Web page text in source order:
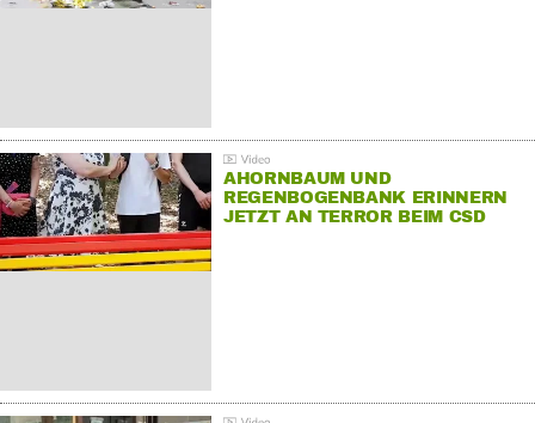
AHORNBAUM UND
REGENBOGENBANK ERINNERN
JETZT AN TERROR BEIM CSD